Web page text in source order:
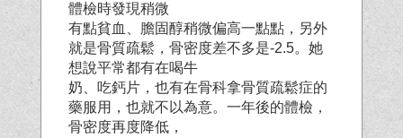
體檢時發現稍微
有點貧血、膽固醇稍微偏高一點點，另外
就是骨質疏鬆，骨密度差不多是-2.5。她
想說平常都有在喝牛
奶、吃鈣片，也有在骨科拿骨質疏鬆症的
藥服用，也就不以為意。一年後的體檢，
骨密度再度降低，